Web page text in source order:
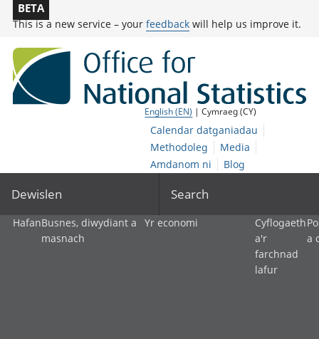
BETA
This is a new service – your feedback will help us improve it.
English (EN) | Cymraeg (CY)
Calendar datganiadau
Methodoleg
Media
Amdanom ni
Blog
Dewislen Search
HafanBusnes, diwydiant a
masnach
Yr economi
Cyflogaeth
a'r
farchnad
lafur
a